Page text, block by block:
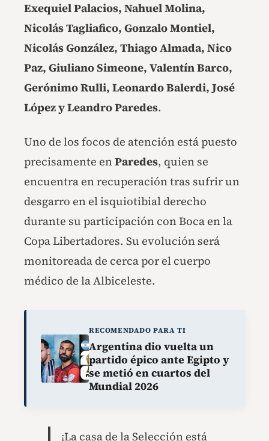
Exequiel Palacios, Nahuel Molina,
Nicolás Tagliafico, Gonzalo Montiel,
Nicolás González, Thiago Almada, Nico
Paz, Giuliano Simeone, Valentín Barco,
Gerónimo Rulli, Leonardo Balerdi, José
López y Leandro Paredes.
Uno de los focos de atención está puesto
precisamente enParedes, quien se
encuentra en recuperación tras sufrir un
desgarro en el isquiotibial derecho
durante su participación con Boca en la
Copa Libertadores. Su evolución será
monitoreada de cerca por el cuerpo
médico de la Albiceleste.
RECOMENDADO PARA TI
Argentina dio vuelta un
partido épico ante Egipto y
se metió en cuartos del
Mundial 2026
¡La casa de la Selección está